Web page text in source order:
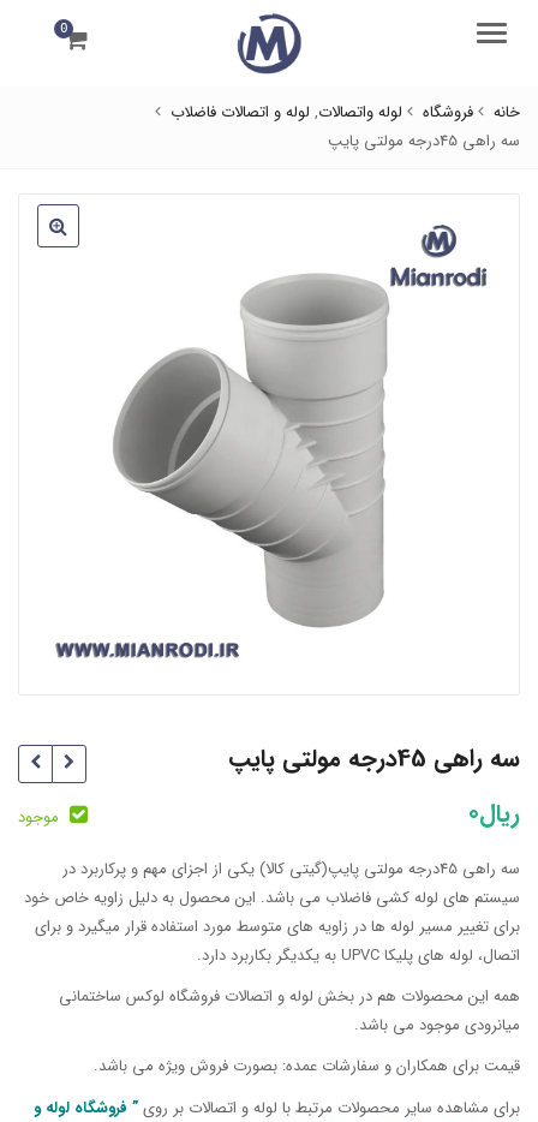
منو 0
خانه فروشگاه لوله واتصالات, لوله و اتصالات فاضلاب
سه راهی 45درجه مولتی پایپ
سه راهی 45درجه مولتی پایپ
ریال0 موجود
سه راهی 45درجه مولتی پایپ(گیتی کالا) یکی از اجزای مهم و پرکاربرد در
سیستم های لوله کشی فاضلاب می باشد. این محصول به دلیل زاویه خاص خود
برای تغییر مسیر لوله ها در زاویه های متوسط مورد استفاده قرار میگیرد و برای
اتصال، لوله های پلیکا UPVC به یکدیگر بکاربرد دارد.
همه این محصولات هم در بخش لوله و اتصالات فروشگاه لوکس ساختمانی
میانرودی موجود می باشد.
قیمت برای همکاران و سفارشات عمده: بصورت فروش ویژه می باشد.
برای مشاهده سایر محصولات مرتبط با لوله و اتصالات بر روی” فروشگاه لوله و